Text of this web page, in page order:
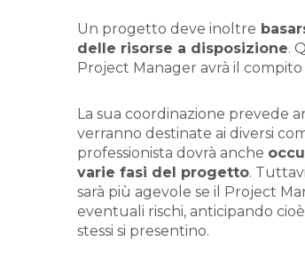
Un progetto deve inoltre
delle risorse a disposizione.
Project Manager avrà il compito
La sua coordinazione prevede
verranno destinate ai diversi
professionista dovrà anche
varie fasi del progetto.
sarà più agevole se il Project
eventuali rischi, anticipando
stessi si presentino.